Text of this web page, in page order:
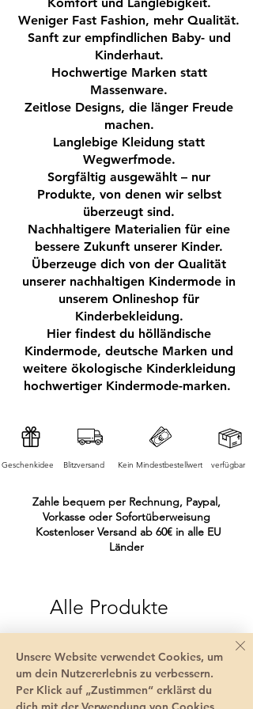
Material:100 % Bio Baumwolle
Enfant Terrible
Mädchen
GOTS Zertifikat:CERES-0169, BIO fair
und nachhaltig produziert Das Shirt ist
aus kontrollierter Bio Baumwolle
gefertigt und durch das GOTS-Siegel
wird der hohe Standard an
ökologischen und sozialen
Kompetenzen gesichert. Überzeugen
Sie sich gerne selbst von der weichen
und schadstofffreien Qualität des
Weniger Fast Fashion, mehr Qualität.
Sanft zur empfindlichen Baby- und
Kinderhaut.
Hochwertige Marken statt
Massenware.
Zeitlose Designs, die länger Freude
machen.
Langlebige Kleidung statt
Wegwerfmode.
Sorgfältig ausgewählt – nur
Produkte, von denen wir selbst
überzeugt sind.
Nachhaltigere Materialien für eine
bessere Zukunft unserer Kinder.
Überzeuge dich von der Qualität
unserer nachhaltigen Kindermode in
unserem Onlineshop für
Kinderbekleidung.
Hier findest du hölländische
Kindermode, deutsche Marken und
weitere ökologische Kinderkleidung
hochwertiger Kindermode-marken.
Geschenkidee Blitzversand Kein Mindestbestellwert verfügbar
Zahle bequem per Rechnung, Paypal,
Vorkasse oder Sofortüberweisung
Kostenloser Versand ab 60€ in alle EU
Länder
Alle Produkte
Unsere Website verwendet Cookies, um
um dein Nutzererlebnis zu verbessern.
Per Klick auf „Zustimmen“ erklärst du